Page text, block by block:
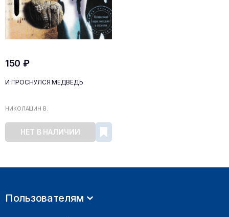
150 ₽
И ПРОСНУЛСЯ МЕДВЕДЬ
НИКОЛАШИН В.
НЕТ В НАЛИЧИИ
Пользователям